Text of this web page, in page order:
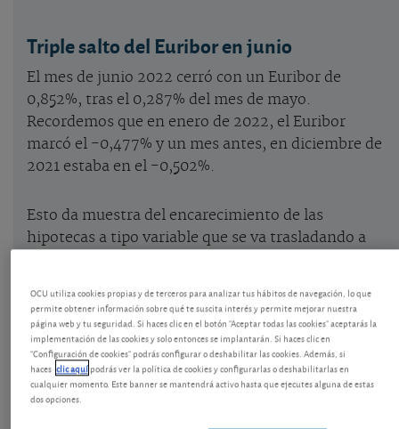
Triple salto del Euribor en junio
El mes de junio 2022 cerró con un Euribor de
0,852%, tras el 0,287% del mes de mayo.
Recordemos que en enero de 2022, el Euribor
marcó el -0,477% y un mes antes, en diciembre de
2021 estaba en el -0,502%.
Esto da muestra del encarecimiento de las
hipotecas a tipo variable que se va trasladando a
son quienes tienen actualizaciones semestrales.
Téngalo en cuenta si necesita pedir un préstamo o
si tiene pensado cambiar las condiciones del
suyo.Como se ve en la tabla de abajo
OCU utiliza cookies propias y de terceros para analizar tus hábitos de navegación, lo que
permite obtener información sobre qué te suscita interés y permite mejorar nuestra
página web y tu seguridad. Si haces clic en el botón "Aceptar todas las cookies" aceptarás la
implementación de las cookies y solo entonces se implantarán. Si haces clic en
"Configuración de cookies" podrás configurar o deshabilitar las cookies. Además, si
haces clic aquípodrás ver la política de cookies y configurarlas o deshabilitarlas en
cualquier momento. Este banner se mantendrá activo hasta que ejecutes alguna de estas
dos opciones.